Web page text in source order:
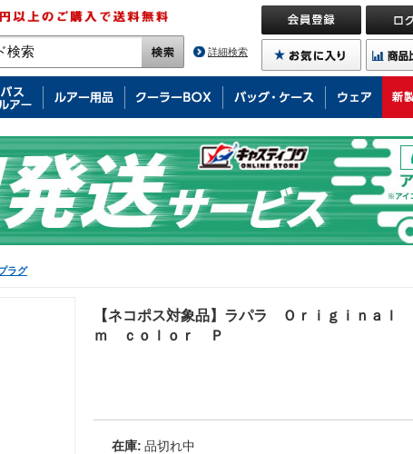
詳細検索
ラグ
【ネコポス対象品】ラパラ Ｏｒｉｇｉｎａ
ｍ ｃｏｌｏｒ Ｐ
在庫: 品切れ中